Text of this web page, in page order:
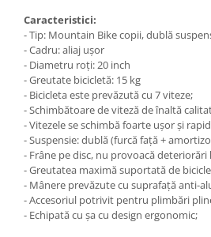
Caracteristici:
- Tip: Mountain Bike copii, dublă
- Cadru: aliaj ușor
- Diametru roți: 20 inch
- Greutate bicicletă: 15 kg
- Bicicleta este prevăzută cu 7 viteze;
- Schimbătoare de viteză de înaltă
- Vitezele se schimbă foarte ușor și
- Suspensie: dublă (furcă față +
- Frâne pe disc, nu provoacă
- Greutatea maximă suportată de
- Mânere prevăzute cu suprafață anti-
- Accesoriul potrivit pentru plimbări
- Echipată cu șa cu design ergonomic;